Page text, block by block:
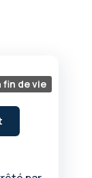
fin de vie